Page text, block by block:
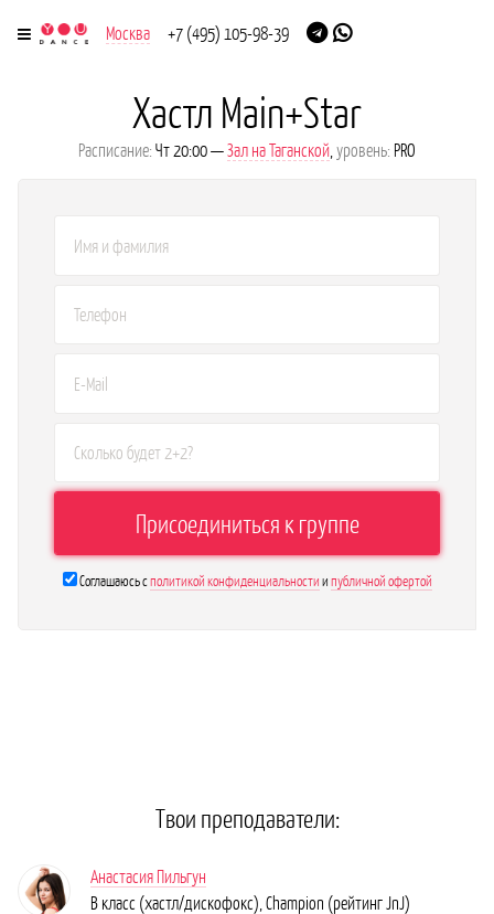
Москва +7 (495) 105-98-39
Хастл Main+Star
Расписание: Чт 20:00 —Зал на Таганской уровень: PRO
Соглашаюсь сполитикой конфиденциальностиипубличной офертой
Твои преподаватели:
Анастасия Пильгун
B класс (хастл/дискофокс), Champion (рейтинг JnJ)